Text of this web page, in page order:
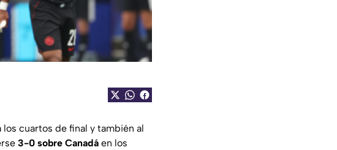
cuartos de final y también al
3-0 sobre Canadá en los